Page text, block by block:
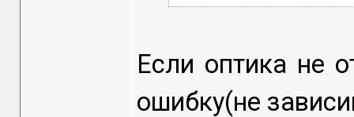
Если оптика не
ошибку(не